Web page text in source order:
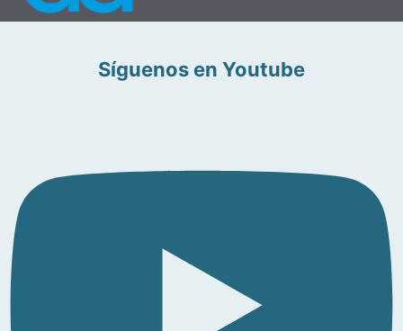
Síguenos en Youtube